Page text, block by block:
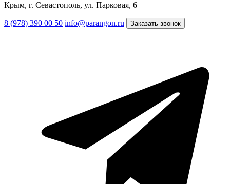
Крым, г. Севастополь, ул. Парковая, 6
8 (978) 390 00 50 info@parangon.ru Заказать звонок